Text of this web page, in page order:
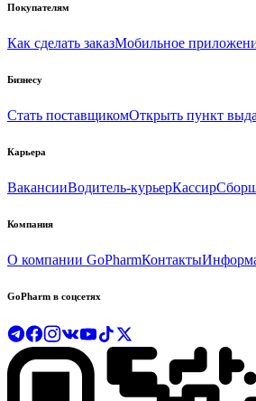
Покупателям
Как сделать заказМобильное
Бизнесу
Стать поставщикомОткрыть пункт
Карьера
ВакансииВодитель-курьерКассир
Компания
О компании GoPharmКонтакты
GoPharm в соцсетях